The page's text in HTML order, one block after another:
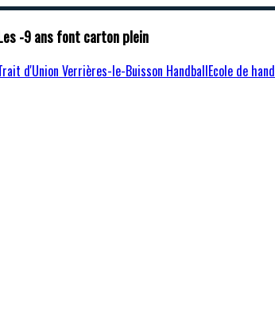
-9 ans font carton plein
d'Union Verrières-le-Buisson HandballEcole de hand